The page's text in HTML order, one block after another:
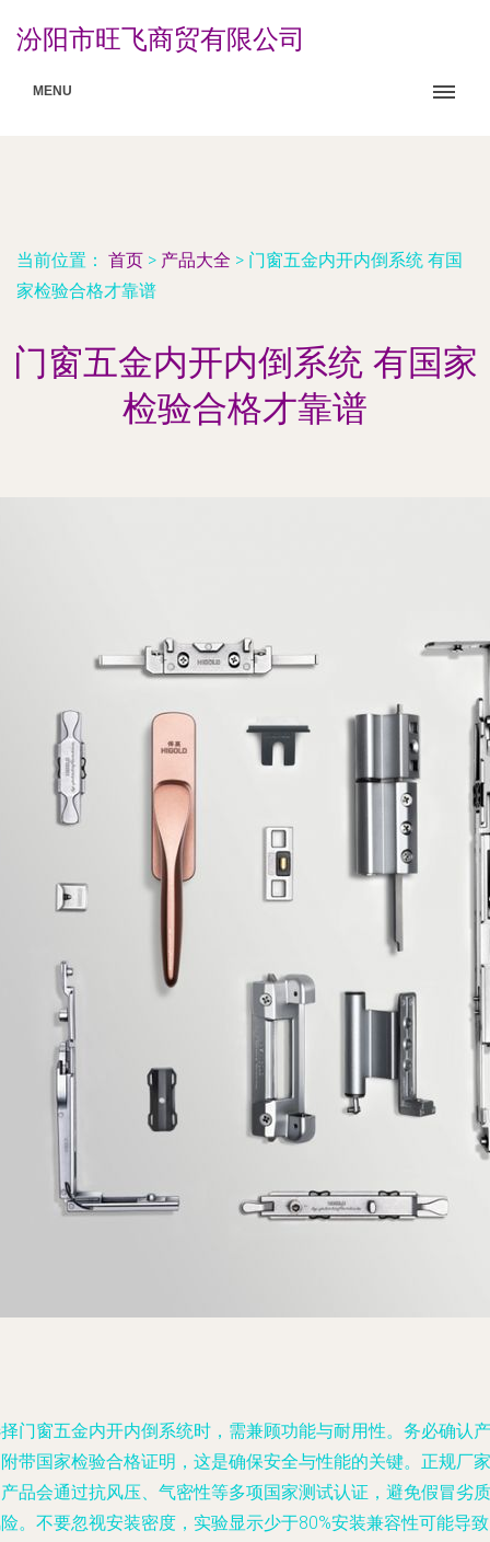
汾阳市旺飞商贸有限公司
MENU
当前位置： 首页 > 产品大全 > 门窗五金内开内倒系统 有国
家检验合格才靠谱
门窗五金内开内倒系统 有国家
检验合格才靠谱
门窗五金内开内倒系统时，需兼顾功能与耐用性。务必确认产
带国家检验合格证明，这是确保安全与性能的关键。正规厂家
品会通过抗风压、气密性等多项国家测试认证，避免假冒劣质
。不要忽视安装密度，实验显示少于80%安装兼容性可能导